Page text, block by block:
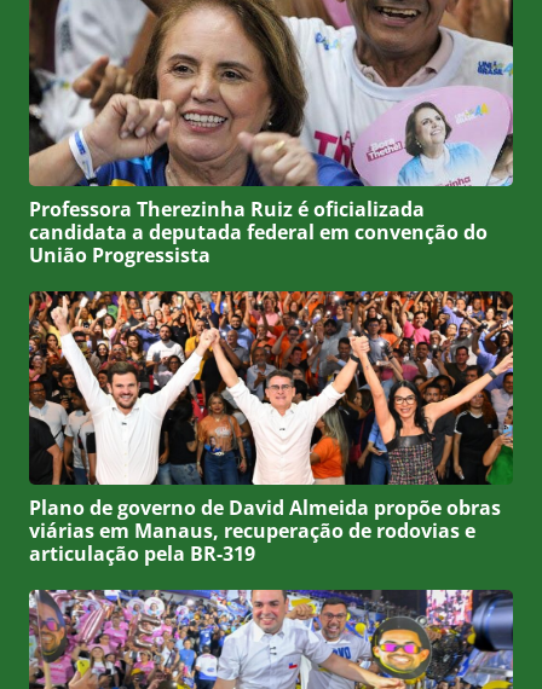
Professora Therezinha Ruiz é oficializada
candidata a deputada federal em convenção do
União Progressista
Plano de governo de David Almeida propõe obras
viárias em Manaus, recuperação de rodovias e
articulação pela BR-319